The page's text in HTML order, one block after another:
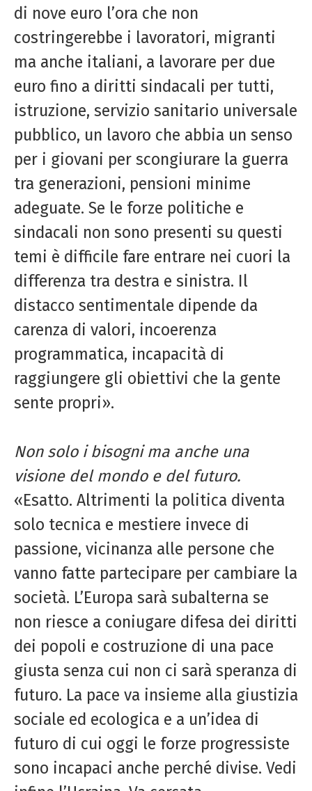
di nove euro l’ora che non
costringerebbe i lavoratori, migranti
ma anche italiani, a lavorare per due
euro fino a diritti sindacali per tutti,
istruzione, servizio sanitario universale
pubblico, un lavoro che abbia un senso
per i giovani per scongiurare la guerra
tra generazioni, pensioni minime
adeguate. Se le forze politiche e
sindacali non sono presenti su questi
temi è difficile fare entrare nei cuori la
differenza tra destra e sinistra. Il
distacco sentimentale dipende da
carenza di valori, incoerenza
programmatica, incapacità di
raggiungere gli obiettivi che la gente
sente propri».
Non solo i bisogni ma anche una
visione del mondo e del futuro.
«Esatto. Altrimenti la politica diventa
solo tecnica e mestiere invece di
passione, vicinanza alle persone che
vanno fatte partecipare per cambiare la
società. L’Europa sarà subalterna se
non riesce a coniugare difesa dei diritti
dei popoli e costruzione di una pace
giusta senza cui non ci sarà speranza di
futuro. La pace va insieme alla giustizia
sociale ed ecologica e a un’idea di
futuro di cui oggi le forze progressiste
sono incapaci anche perché divise. Vedi